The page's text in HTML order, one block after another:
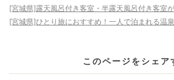
[宮城県]露天風呂付き客室・半露天風呂付き客室
[宮城県]ひとり旅におすすめ！一人で泊まれる温
このページをシェア